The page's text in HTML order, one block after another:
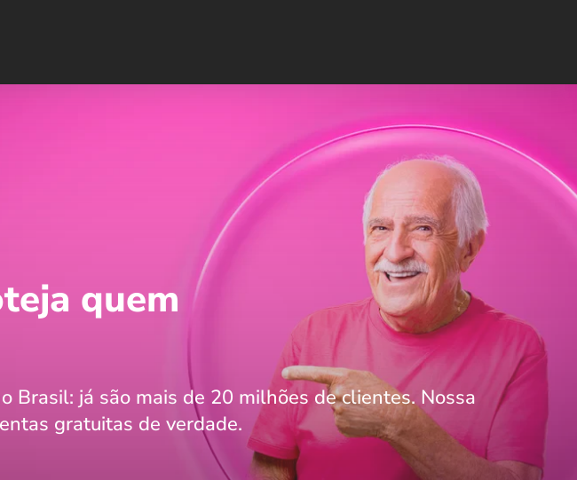
quem
já são mais de 20 milhões de clientes. Nossa
gratuitas de verdade.